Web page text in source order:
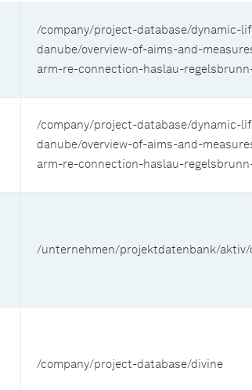
/company/project-database/dynamic-
danube/overview-of-aims-and-
arm-re-connection-haslau-
/company/project-database/dynamic-
danube/overview-of-aims-and-
arm-re-connection-haslau-
/unternehmen/projektdatenbank/aktiv/
/company/project-database/divine